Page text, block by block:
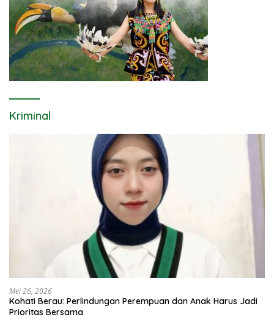
Kriminal
Mei 26, 2026
Kohati Berau: Perlindungan Perempuan dan Anak Harus Jadi
Prioritas Bersama